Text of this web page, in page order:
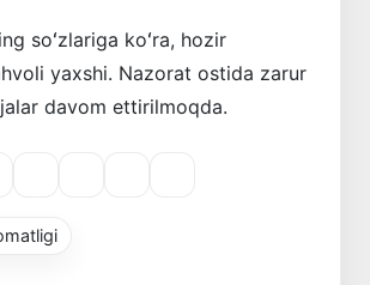
soʻzlariga koʻra, hozir
yaxshi. Nazorat ostida zarur
davom ettirilmoqda.